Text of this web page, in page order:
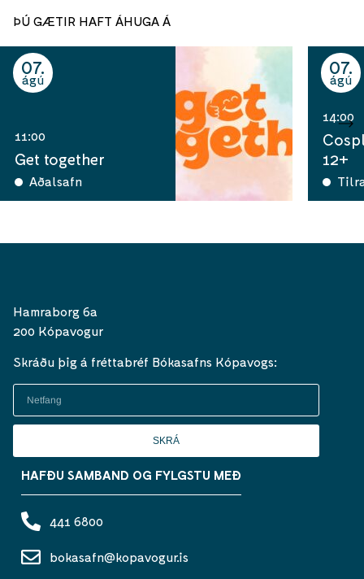
ÞÚ GÆTIR HAFT ÁHUGA Á
07
ágú
11:00
Get together
Aðalsafn
07
ágú
14:00
12+
Hamraborg 6a
200 Kópavogur
Skráðu þig á fréttabréf Bókasafns Kópavogs:
SKRÁ
HAFÐU SAMBAND OG FYLGSTU MEÐ
441 6800
bokasafn@kopavogur.is